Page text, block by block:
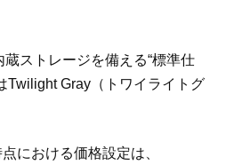
ストレージを備える“標準仕
Twilight Gray（トワイライトグ
における価格設定は、